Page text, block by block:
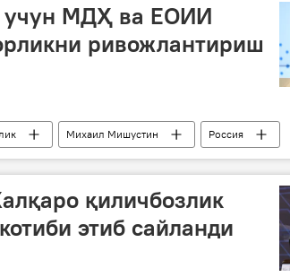
учун МДҲ ва ЕОИИ
ривожлантириш
Михаил Мишустин
Россия
ва ЕОИИ
қиличбозлик
этиб сайланди